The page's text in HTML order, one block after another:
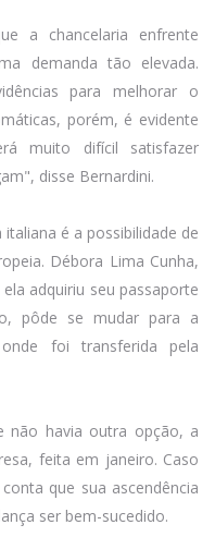
a chancelaria enfrente
demanda tão elevada.
para melhorar o
porém, é evidente
muito difícil satisfazer
disse Bernardini.
é a possibilidade de
Débora Lima Cunha,
adquiriu seu passaporte
pôde se mudar para a
foi transferida pela
não havia outra opção, a
feita em janeiro. Caso
que sua ascendência
ser bem-sucedido.